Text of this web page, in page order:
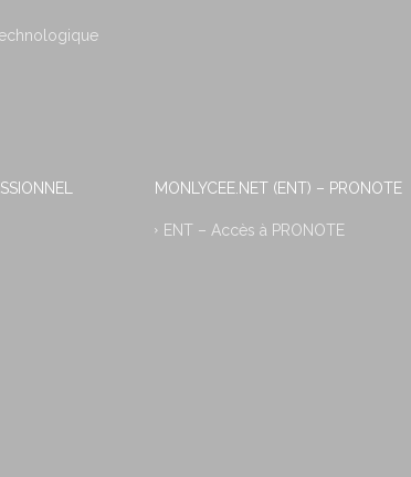
MONLYCEE.NET (ENT) – PRONOTE
ENT – Accès à PRONOTE